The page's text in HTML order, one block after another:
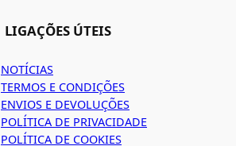
LIGAÇÕES ÚTEIS
NOTÍCIAS
TERMOS E CONDIÇÕES
ENVIOS E DEVOLUÇÕES
POLÍTICA DE PRIVACIDADE
POLÍTICA DE COOKIES